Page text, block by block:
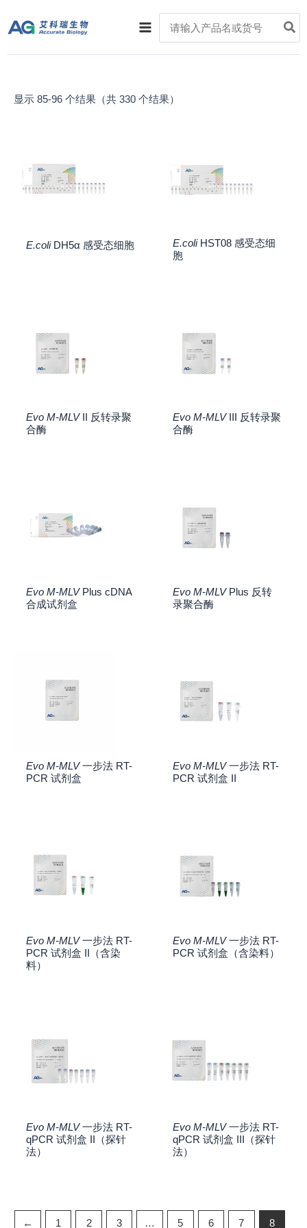
容
Main
Menu
for:
显示 85-96 个结果（共 330 个结果）
E.coliDH5α 感受态细胞 E.coliHST08 感受态细
胞
Evo M-MLVII 反转录聚
合酶
Evo M-MLVIII 反转录聚
合酶
Evo M-MLVPlus cDNA
合成试剂盒
Evo M-MLVPlus 反转
录聚合酶
Evo M-MLV一步法 RT-
PCR 试剂盒
Evo M-MLV一步法 RT-
PCR 试剂盒 II
Evo M-MLV一步法 RT-
PCR 试剂盒 II（含染
料）
Evo M-MLV一步法 RT-
PCR 试剂盒（含染料）
Evo M-MLV一步法 RT-
qPCR 试剂盒 II（探针
法）
Evo M-MLV一步法 RT-
qPCR 试剂盒 III（探针
法）
← 1 2 3 … 5 6 7 8